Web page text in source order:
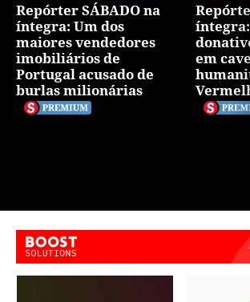
Repórter SÁBADO na
íntegra: Um dos
maiores vendedores
imobiliários de
Portugal acusado de
burlas milionárias
íntegra:
em